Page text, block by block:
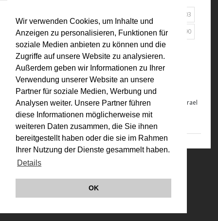
Wir verwenden Cookies, um Inhalte und
Anzeigen zu personalisieren, Funktionen für
soziale Medien anbieten zu können und die
Zugriffe auf unsere Website zu analysieren.
Außerdem geben wir Informationen zu Ihrer
Verwendung unserer Website an unsere
Partner für soziale Medien, Werbung und
Analysen weiter. Unsere Partner führen
diese Informationen möglicherweise mit
weiteren Daten zusammen, die Sie ihnen
bereitgestellt haben oder die sie im Rahmen
Ihrer Nutzung der Dienste gesammelt haben.
Details
OK
2003
2001 2000 1998 1997 1994 1992 1991 1990
1980 1976 1975 Alle
2009
VALIE EXPORT: Jerusalem Premiere
VALIE EXPORT: Jerusalem Premiere, Kat. zur Ausstellung, The Israel
Museum, Jerusalem, 2009
© VALIE EXPORT 2026